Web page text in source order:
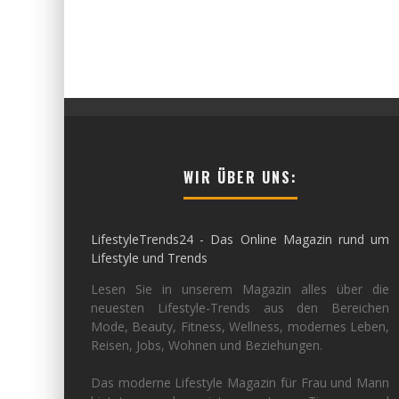
WIR ÜBER UNS:
LifestyleTrends24 - Das Online Magazin rund um
Lifestyle und Trends
Lesen Sie in unserem Magazin alles über die
neuesten Lifestyle-Trends aus den Bereichen
Mode, Beauty, Fitness, Wellness, modernes Leben,
Reisen, Jobs, Wohnen und Beziehungen.
Das moderne Lifestyle Magazin für Frau und Mann